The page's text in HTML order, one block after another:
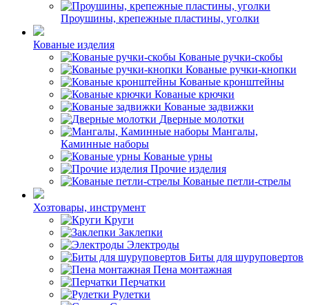
Проушины, крепежные пластины, уголки
Кованые изделия
Кованые ручки-скобы
Кованые ручки-кнопки
Кованые кронштейны
Кованые крючки
Кованые задвижки
Дверные молотки
Мангалы,
Каминные наборы
Кованые урны
Прочие изделия
Кованые петли-стрелы
Хозтовары, инструмент
Круги
Заклепки
Электроды
Биты для шуруповертов
Пена монтажная
Перчатки
Рулетки